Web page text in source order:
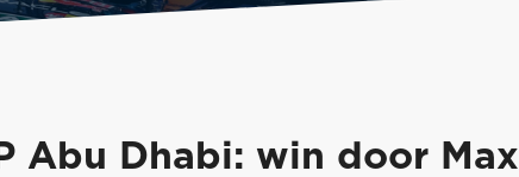
Abu Dhabi: win door Max